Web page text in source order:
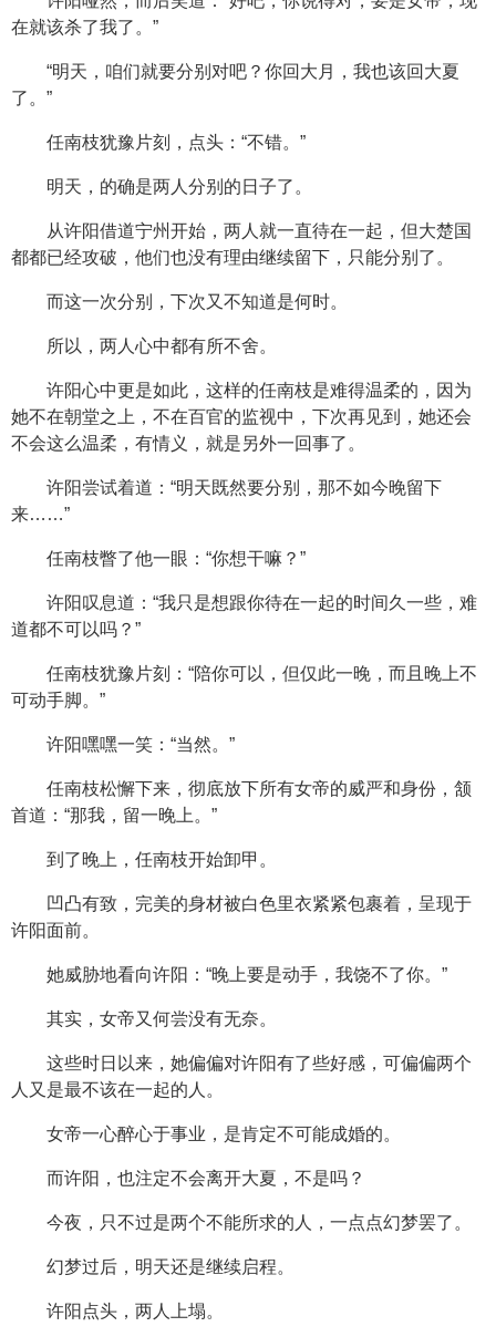
在就该杀了我了。”
“明天，咱们就要分别对吧？你回大月，我也该回大夏
了。”
任南枝犹豫片刻，点头：“不错。”
明天，的确是两人分别的日子了。
从许阳借道宁州开始，两人就一直待在一起，但大楚国
都都已经攻破，他们也没有理由继续留下，只能分别了。
而这一次分别，下次又不知道是何时。
所以，两人心中都有所不舍。
许阳心中更是如此，这样的任南枝是难得温柔的，因为
她不在朝堂之上，不在百官的监视中，下次再见到，她还会
不会这么温柔，有情义，就是另外一回事了。
许阳尝试着道：“明天既然要分别，那不如今晚留下
来……”
任南枝瞥了他一眼：“你想干嘛？”
许阳叹息道：“我只是想跟你待在一起的时间久一些，难
道都不可以吗？”
任南枝犹豫片刻：“陪你可以，但仅此一晚，而且晚上不
可动手脚。”
许阳嘿嘿一笑：“当然。”
任南枝松懈下来，彻底放下所有女帝的威严和身份，颔
首道：“那我，留一晚上。”
到了晚上，任南枝开始卸甲。
凹凸有致，完美的身材被白色里衣紧紧包裹着，呈现于
许阳面前。
她威胁地看向许阳：“晚上要是动手，我饶不了你。”
其实，女帝又何尝没有无奈。
这些时日以来，她偏偏对许阳有了些好感，可偏偏两个
人又是最不该在一起的人。
女帝一心醉心于事业，是肯定不可能成婚的。
而许阳，也注定不会离开大夏，不是吗？
今夜，只不过是两个不能所求的人，一点点幻梦罢了。
幻梦过后，明天还是继续启程。
许阳点头，两人上塌。